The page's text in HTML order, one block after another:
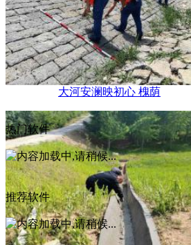
大河安澜映初心 槐荫
热门软件
推荐软件